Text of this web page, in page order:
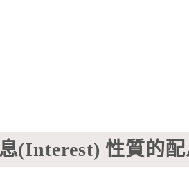
(Interest) 性質的